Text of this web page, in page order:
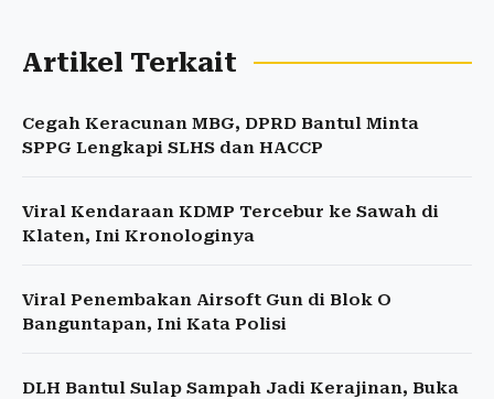
Artikel Terkait
Cegah Keracunan MBG, DPRD Bantul Minta
SPPG Lengkapi SLHS dan HACCP
Viral Kendaraan KDMP Tercebur ke Sawah di
Klaten, Ini Kronologinya
Viral Penembakan Airsoft Gun di Blok O
Banguntapan, Ini Kata Polisi
DLH Bantul Sulap Sampah Jadi Kerajinan, Buka